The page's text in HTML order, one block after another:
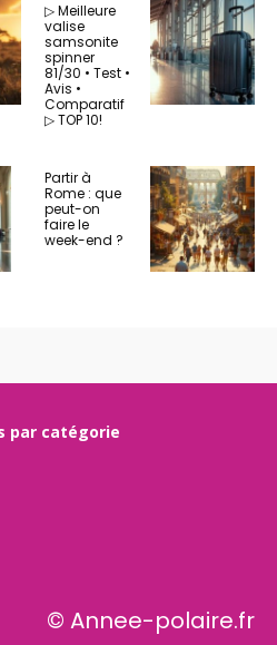
▷ Meilleure
valise
samsonite
spinner
81/30 • Test •
Avis •
Comparatif
▷ TOP 10!
Partir à
Rome : que
peut-on
faire le
week-end ?
par catégorie
© Annee-polaire.fr